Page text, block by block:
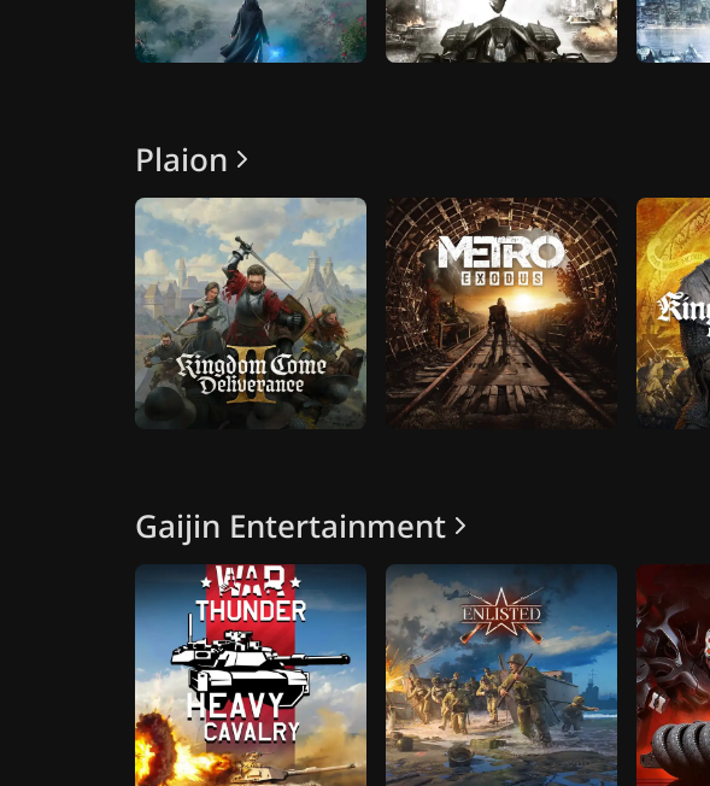
Plaion
Gaijin Entertainment